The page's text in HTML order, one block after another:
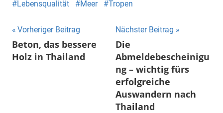
Lebensqualität
Meer Tropen
Beitragsnavigation
Vorheriger Beitrag
Beton, das bessere
Holz in Thailand
Nächster Beitrag
Die
Abmeldebescheinigu
ng – wichtig fürs
erfolgreiche
Auswandern nach
Thailand